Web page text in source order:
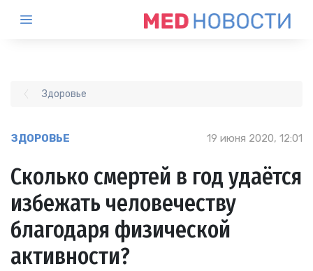
Здоровье
ЗДОРОВЬЕ 19 июня 2020, 12:01
Сколько смертей в год удаётся
избежать человечеству
благодаря физической
активности?